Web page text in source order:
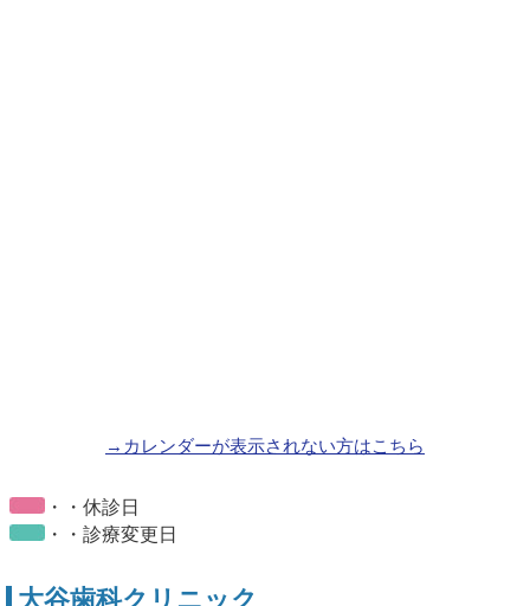
→カレンダーが表示されない方はこちら
・・休診日
・・診療変更日
大谷歯科クリニック